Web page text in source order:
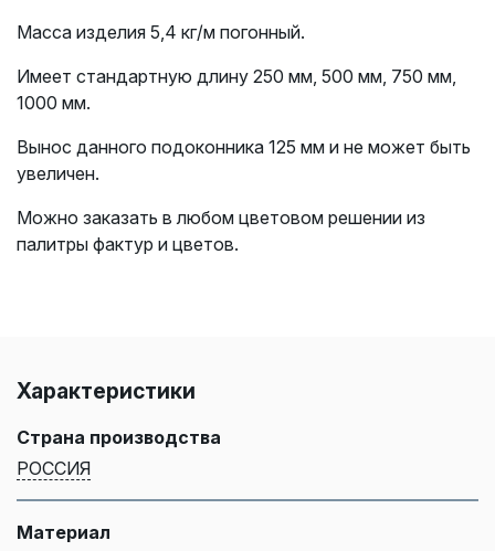
Масса изделия 5,4 кг/м погонный.
Имеет стандартную длину 250 мм, 500 мм, 750 мм,
1000 мм.
Вынос данного подоконника 125 мм и не может быть
увеличен.
Можно заказать в любом цветовом решении из
палитры фактур и цветов.
Характеристики
Страна производства
РОССИЯ
Материал